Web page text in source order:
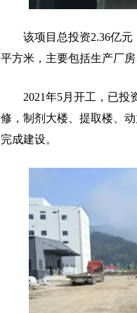
该项目总投资2.36亿元
平方米，主要包括生产厂
2021年5月开工，已投资
修，制剂大楼、提取楼、
完成建设。